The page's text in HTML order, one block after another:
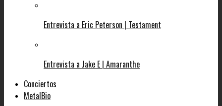
Entrevista a Eric Peterson | Testament
Entrevista a Jake E | Amaranthe
Conciertos
MetalBio